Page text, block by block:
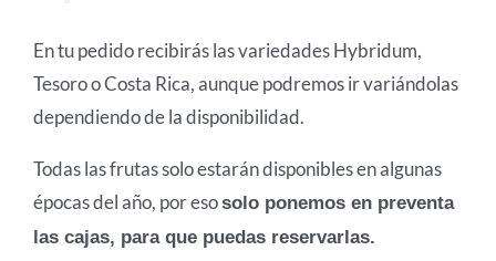
En tu pedido recibirás las variedades Hybridum,
Tesoro o Costa Rica, aunque podremos ir variándolas
dependiendo de la disponibilidad.
Todas las frutas solo estarán disponibles en algunas
épocas del año, por esosolo ponemos en preventa
las cajas, para que puedas reservarlas.